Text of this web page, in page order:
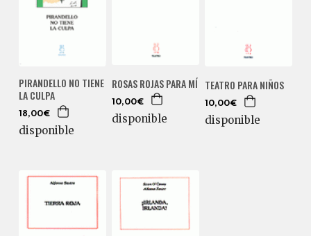
PIRANDELLO NO TIENE
LA CULPA
18,00€
disponible
ROSAS ROJAS PARA MÍ
10,00€
disponible
TEATRO PARA NIÑOS
10,00€
disponible